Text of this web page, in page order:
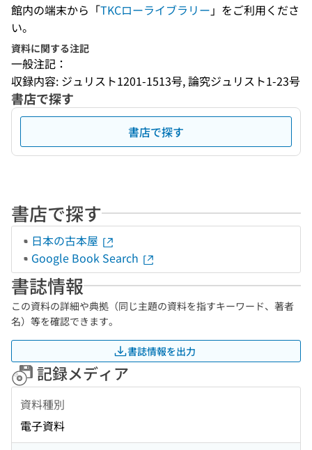
館内の端末から「TKCローライブラリー 」をご利用くださ
い。
資料に関する注記
一般注記：
収録内容: ジュリスト1201-1513号, 論究ジュリスト1-23号
書店で探す
書店で探す
書店で探す
日本の古本屋
Google Book Search
書誌情報
この資料の詳細や典拠（同じ主題の資料を指すキーワード、著者
名）等を確認できます。
書誌情報を出力
記録メディア
資料種別
電子資料